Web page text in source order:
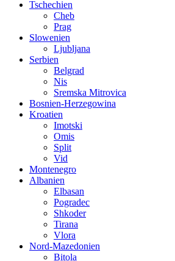
Tschechien
Cheb
Prag
Slowenien
Ljubljana
Serbien
Belgrad
Nis
Sremska Mitrovica
Bosnien-Herzegowina
Kroatien
Imotski
Omis
Split
Vid
Montenegro
Albanien
Elbasan
Pogradec
Shkoder
Tirana
Vlora
Nord-Mazedonien
Bitola